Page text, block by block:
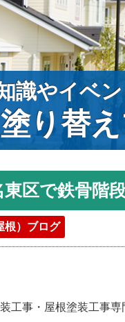
識やイベ
り替
区で鉄骨階
根）ブログ
工事・屋根塗装工事専